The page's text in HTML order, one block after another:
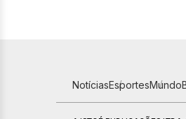
NotíciasEsportesMundo